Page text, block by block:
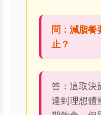
問：減脂餐
止？
答：這取決
達到理想體